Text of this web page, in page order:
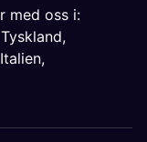
med oss i:
Tyskland,
Italien,